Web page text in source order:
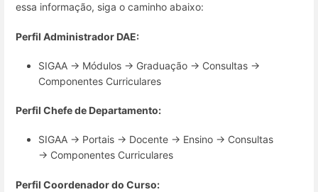
essa informação, siga o caminho abaixo:
Perfil Administrador DAE:
SIGAA → Módulos → Graduação → Consultas →
Componentes Curriculares
Perfil Chefe de Departamento:
SIGAA → Portais → Docente → Ensino → Consultas
→ Componentes Curriculares
Perfil Coordenador do Curso: